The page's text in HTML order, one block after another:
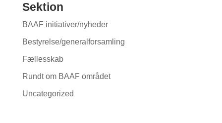
Sektion
BAAF initiativer/nyheder
Bestyrelse/generalforsamling
Fællesskab
Rundt om BAAF området
Uncategorized